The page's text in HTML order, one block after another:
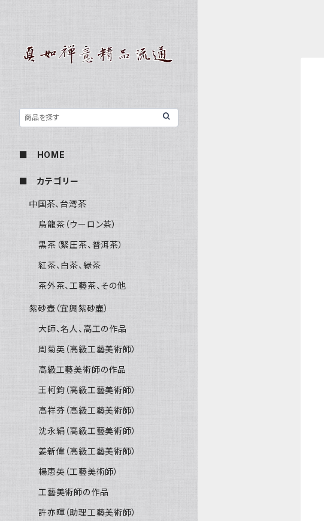
■ HOME
■ カテゴリー
中国茶、台湾茶
烏龍茶（ウーロン茶）
黒茶（緊圧茶、普洱茶）
紅茶、白茶、緑茶
茶外茶、工藝茶、その他
紫砂壺（宜興紫砂壷）
大師、名人、高工の作品
周菊英（高級工藝美術師）
高級工藝美術師の作品
王柯鈞（高級工藝美術師）
高祥芬（高級工藝美術師）
沈永絹（高級工藝美術師）
姜新偉（高級工藝美術師）
楊恵英（工藝美術師）
工藝美術師の作品
許亦暉（助理工藝美術師）